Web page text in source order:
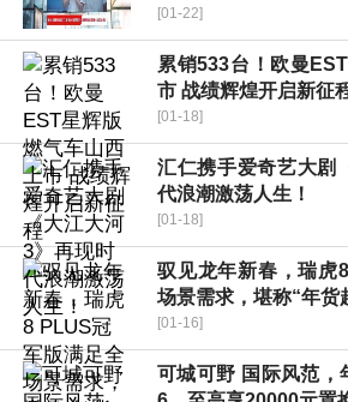
[01-22]
累销533台！欧曼
市 战绩辉煌开启新征
[01-18]
汇仁携手爱奇艺大剧
代浪潮激荡人生！
[01-18]
驭见龙年新春，瑞虎
场景需求，堪称“年货
[01-16]
可城可野 国际风范，